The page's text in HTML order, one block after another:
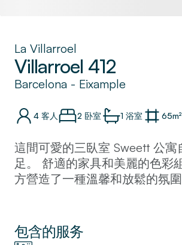
La Villarroel
Villarroel 412
Barcelona - Eixample
4 客人 2 卧室 1 浴室 65m²
這間可愛的三臥室 Sweett 公寓
足。 舒適的家具和美麗的色彩
方營造了一種溫馨和放鬆的氛圍
公寓位於市中心，距離該市許多
僅有幾分鐘的步行路程。
包含的服务